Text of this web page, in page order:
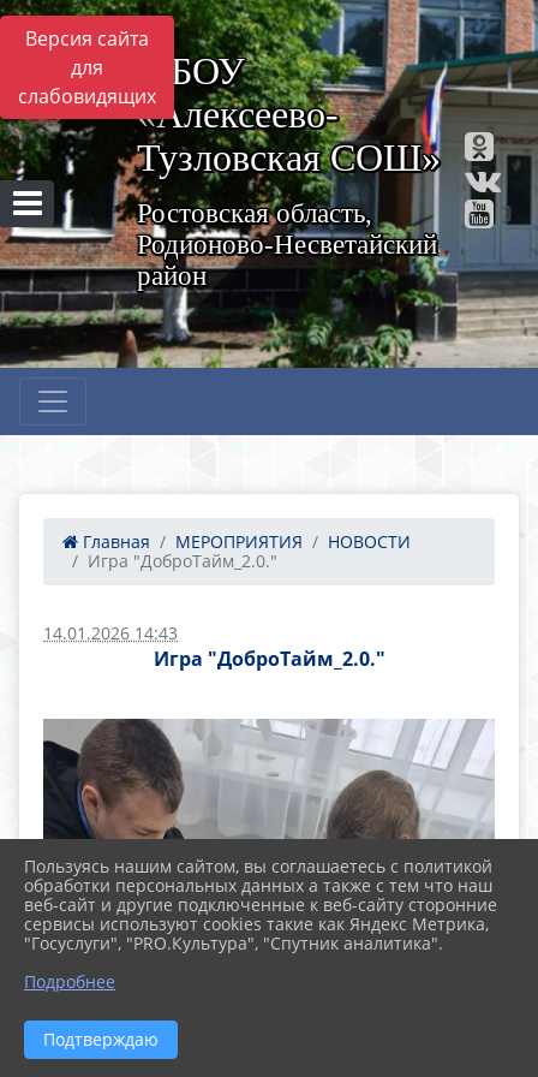
Версия сайта
для
слабовидящих
МБОУ
«Алексеево-
Тузловская СОШ»
Ростовская область,
Родионово-Несветайский
район
Главная МЕРОПРИЯТИЯ
НОВОСТИ
Игра "ДоброТайм_2.0."
14.01.2026 14:43
Игра "ДоброТайм_2.0."
Пользуясь нашим сайтом, вы соглашаетесь с политикой
обработки персональных данных а также с тем что наш
веб-сайт и другие подключенные к веб-сайту сторонние
сервисы используют cookies такие как Яндекс Метрика,
"Госуслуги", "PRO.Культура", "Спутник аналитика".
Подробнее
Подтверждаю